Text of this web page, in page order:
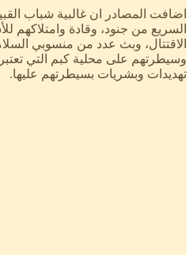
اضافت المصادر ان غالبية شباب
السريع من جنود، وقادة وامتلاكهم
الاقتتال، وبث عدد من منسوبي
وسيطرتهم على محلية كبم التي
تهديدات وبشريات بسيطرتهم عليها.